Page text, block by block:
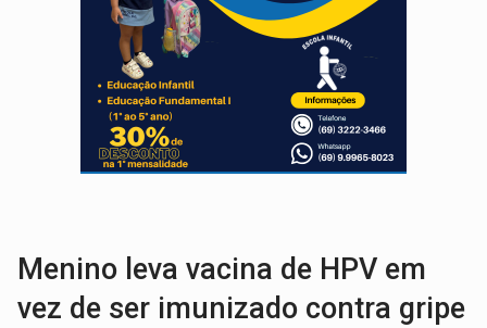
Publicação Legal:CONCORRÊNCIA Nº 90504/2025/
EM 18 MESES: Léo Moraes entrega o que não conseguiram em anos na
ELEIÇÕES 2026: Candidata a deputada federal em Rondônia declara draga de
VÍDEO:Casal de garimpeiros é preso com mercúrio em estepe,
Menino leva vacina de HPV em
vez de ser imunizado contra gripe